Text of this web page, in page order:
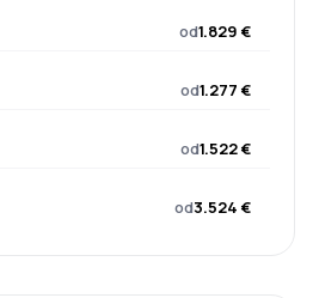
od1.829 €
od1.277 €
od1.522 €
od3.524 €